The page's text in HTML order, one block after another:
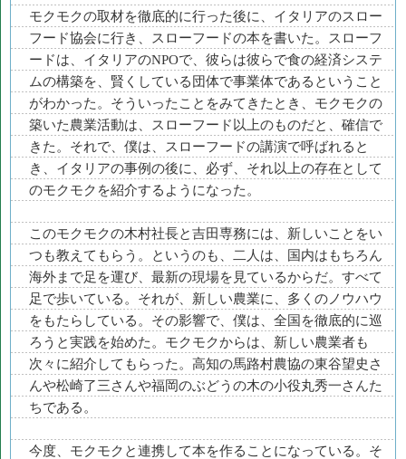
モクモクの取材を徹底的に行った後に、イタリアのスロー
フード協会に行き、スローフードの本を書いた。スローフ
ードは、イタリアのNPOで、彼らは彼らで食の経済システ
ムの構築を、賢くしている団体で事業体であるということ
がわかった。そういったことをみてきたとき、モクモクの
築いた農業活動は、スローフード以上のものだと、確信で
きた。それで、僕は、スローフードの講演で呼ばれると
き、イタリアの事例の後に、必ず、それ以上の存在として
のモクモクを紹介するようになった。
このモクモクの木村社長と吉田専務には、新しいことをい
つも教えてもらう。というのも、二人は、国内はもちろん
海外まで足を運び、最新の現場を見ているからだ。すべて
足で歩いている。それが、新しい農業に、多くのノウハウ
をもたらしている。その影響で、僕は、全国を徹底的に巡
ろうと実践を始めた。モクモクからは、新しい農業者も
次々に紹介してもらった。高知の馬路村農協の東谷望史さ
んや松崎了三さんや福岡のぶどうの木の小役丸秀一さんた
ちである。
今度、モクモクと連携して本を作ることになっている。そ